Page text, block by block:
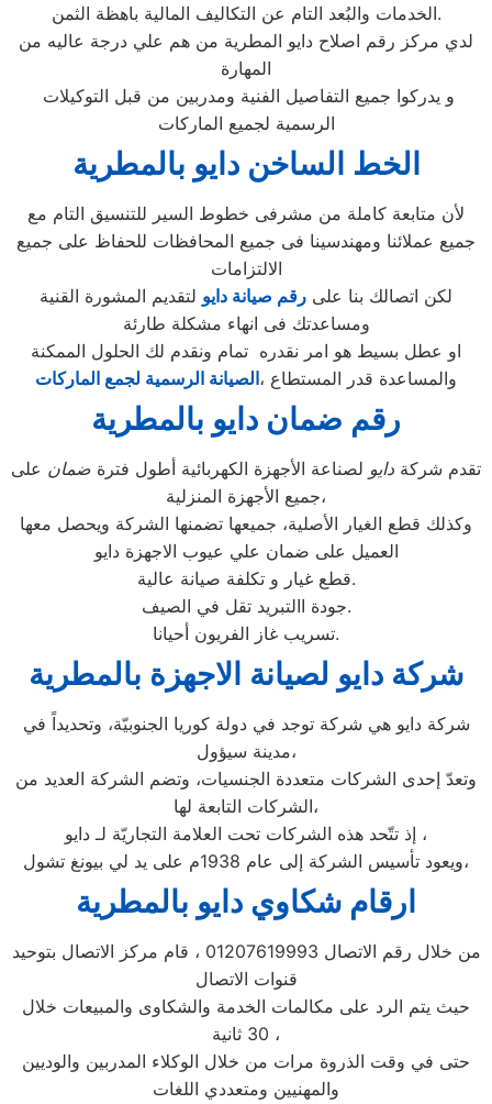
الخدمات والبُعد التام عن التكاليف المالية باهظة الثمن.
لدي مركز رقم اصلاح دايو المطرية من هم علي درجة عاليه من
المهارة
الرسمية لجميع الماركات
الخط الساخن دايو بالمطرية
لأن متابعة كاملة من مشرفى خطوط السير للتنسيق التام مع
جميع عملائنا ومهندسينا فى جميع المحافظات للحفاظ على جميع
الالتزامات
لكن اتصالك بنا على رقم صيانة دايو لتقديم المشورة القنية
ومساعدتك فى انهاء مشكلة طارئة
او عطل بسيط هو امر نقدره تمام ونقدم لك الحلول الممكنة
والمساعدة قدر المستطاع ،الصيانة الرسمية لجمع الماركات
رقم ضمان دايو بالمطرية
تقدم شركة دايو لصناعة الأجهزة الكهربائية أطول فترة ضمان على
جميع الأجهزة المنزلية،
وكذلك قطع الغيار الأصلية، جميعها تضمنها الشركة ويحصل معها
العميل على ضمان علي عيوب الاجهزة دايو
قطع غيار و تكلفة صيانة عالية.
جودة االتبريد تقل في الصيف.
تسريب غاز الفريون أحيانا.
شركة دايو لصيانة الاجهزة بالمطرية
شركة دايو هي شركة توجد في دولة كوريا الجنوبيّة، وتحديداً في
مدينة سيؤول،
وتعدّ إحدى الشركات متعددة الجنسيات، وتضم الشركة العديد من
الشركات التابعة لها،
إذ تتّحد هذه الشركات تحت العلامة التجاريّة لـ دايو ،
ويعود تأسيس الشركة إلى عام 1938م على يد لي بيونغ تشول،
ارقام شكاوي دايو بالمطرية
من خلال رقم الاتصال 01207619993 ، قام مركز الاتصال بتوحيد
قنوات الاتصال
حيث يتم الرد على مكالمات الخدمة والشكاوى والمبيعات خلال
30 ثانية ،
حتى في وقت الذروة مرات من خلال الوكلاء المدربين والوديين
والمهنيين ومتعددي اللغات